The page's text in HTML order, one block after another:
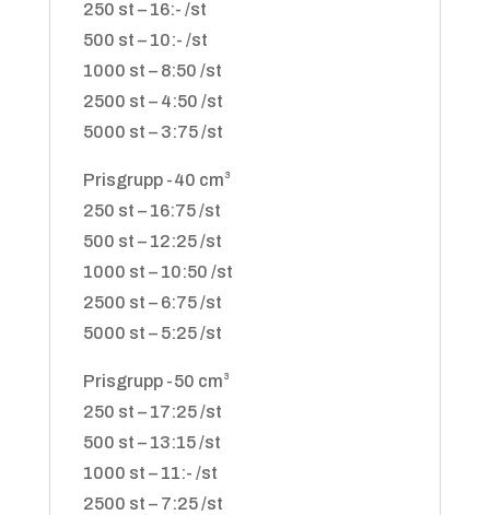
250 st – 16:- /st
500 st – 10:- /st
1000 st – 8:50 /st
2500 st – 4:50 /st
5000 st – 3:75 /st
Prisgrupp -40 cm³
250 st – 16:75 /st
500 st – 12:25 /st
1000 st – 10:50 /st
2500 st – 6:75 /st
5000 st – 5:25 /st
Prisgrupp -50 cm³
250 st – 17:25 /st
500 st – 13:15 /st
1000 st – 11:- /st
2500 st – 7:25 /st